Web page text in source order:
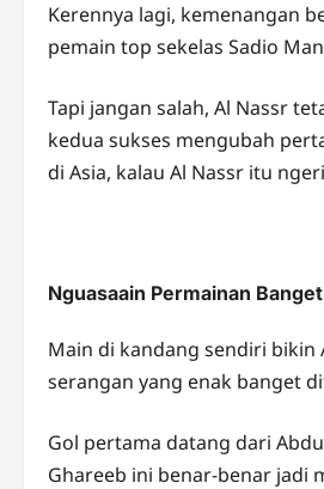
Kerennya lagi, kemenangan
pemain top sekelas Sadio
Tapi jangan salah, Al Nassr
kedua sukses mengubah
di Asia, kalau Al Nassr itu
Nguasaain Permainan
Main di kandang sendiri bikin
serangan yang enak banget
Gol pertama datang dari
Ghareeb ini benar-benar jadi